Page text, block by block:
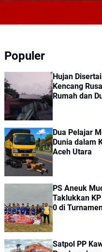
Populer
Hujan
Kencang
Rumah dan
Dua Pelajar
Dunia dalam
Aceh Utara
PS Aneuk
Taklukkan
0 di
Satpol PP